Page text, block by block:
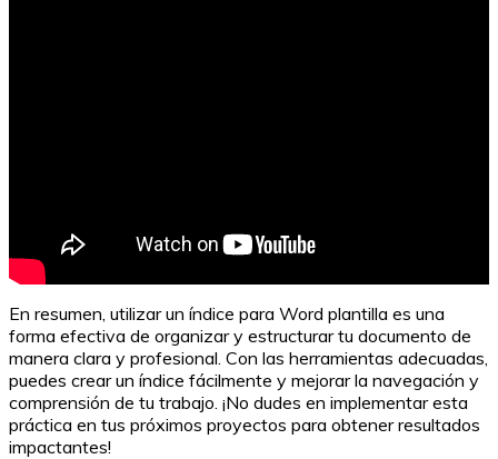
En resumen, utilizar un índice para Word plantilla es una
forma efectiva de organizar y estructurar tu documento de
manera clara y profesional. Con las herramientas adecuadas,
puedes crear un índice fácilmente y mejorar la navegación y
comprensión de tu trabajo. ¡No dudes en implementar esta
práctica en tus próximos proyectos para obtener resultados
impactantes!